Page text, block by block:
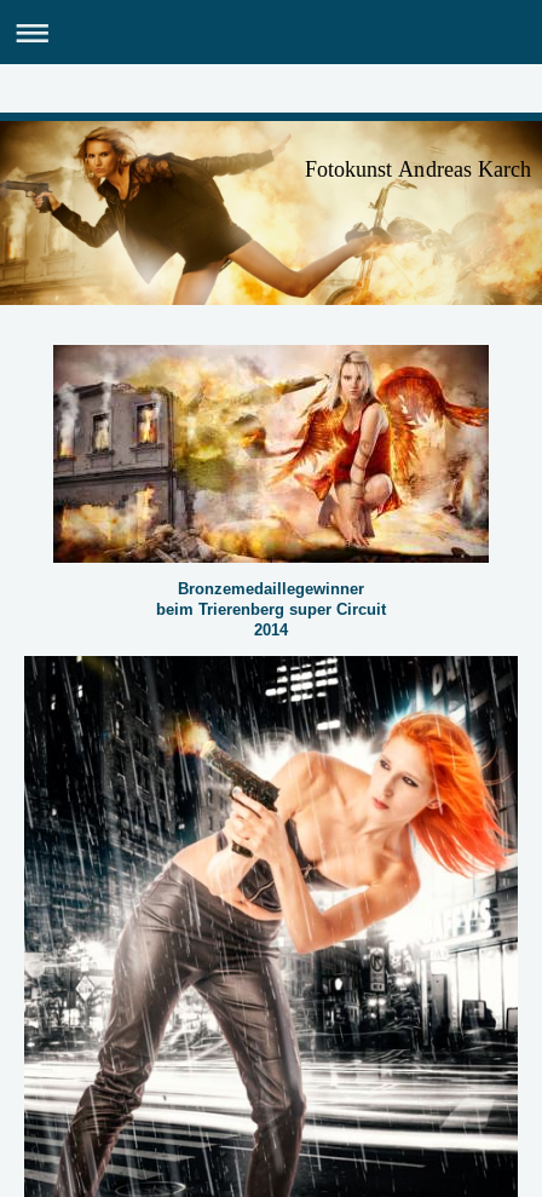
Fotokunst Andreas Karch
Bronzemedaillegewinner
beim Trierenberg super Circuit
2014